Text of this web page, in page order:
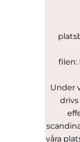
filen:
Under
våra